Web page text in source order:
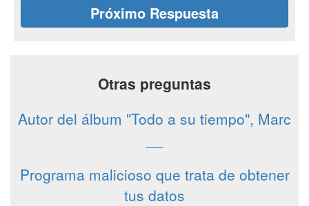
Próximo Respuesta
Otras preguntas
Autor del álbum "Todo a su tiempo", Marc
Programa malicioso que trata de obtener
tus datos